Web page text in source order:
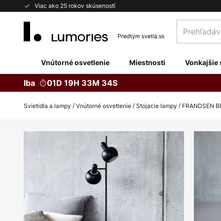
Viac ako 25 rokov skúseností
Skip
obchod
Vnútorné osvetlenie Miestnosti Vonkajšie
Iba 01D 19H 33M 33S
Svietidla a lampy Vnútorné osvetlenie Stojacie lampy FRANDSEN
Preskočiť
koniec